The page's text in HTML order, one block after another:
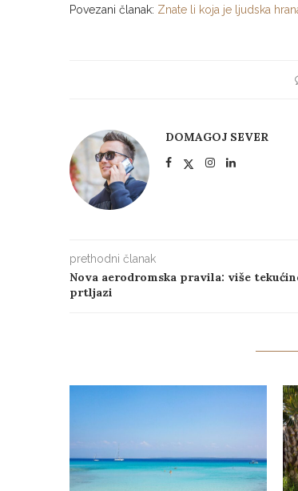
Povezani članak: Znate li koja je ljudska
DOMAGOJ SEVER
prethodni članak
Nova aerodromska pravila: više
prtljazi